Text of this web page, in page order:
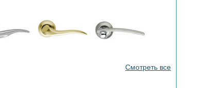
Смотреть все